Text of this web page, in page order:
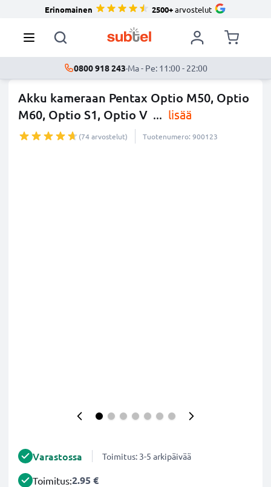
Erinomainen 2500+arvostelut
0800 918 243·Ma - Pe: 11:00 - 22:00
Akku kameraan Pentax Optio M50, Optio
M60, Optio S1, Optio V ... lisää
(74 arvostelut) Tuotenumero: 900123
Varastossa Toimitus: 3-5 arkipäivää
Toimitus:2.95 €